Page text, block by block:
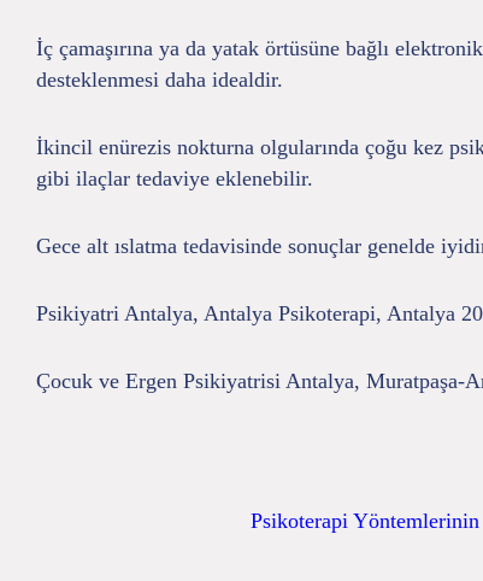
İç çamaşırına ya da yatak örtüsüne bağlı
desteklenmesi daha idealdir.
İkincil enürezis nokturna olgularında çoğu kez
gibi ilaçlar tedaviye eklenebilir.
Gece alt ıslatma tedavisinde sonuçlar genelde
Psikiyatri Antalya, Antalya Psikoterapi, Antalya
Çocuk ve Ergen Psikiyatrisi Antalya, Muratpaşa-
Psikoterapi